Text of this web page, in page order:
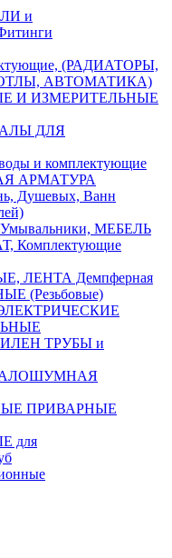
и
(РАДИАТОРЫ,
АВТОМАТИКА)
И ИЗМЕРИТЕЛЬНЫЕ
ДЛЯ
и комплектующие
АРМАТУРА
Душевых, Ванн
МЕБЕЛЬ
ЛЕНТА Демпферная
(Резьбовые)
ТРУБЫ и
ПРИВАРНЫЕ
для